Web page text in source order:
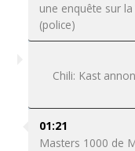
une enquête sur
(police)
Chili: Kast
01:21
Masters 1000 de